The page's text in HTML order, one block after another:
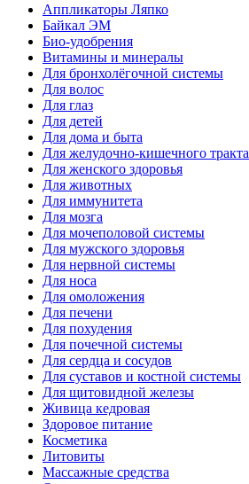
Аппликаторы Ляпко
Байкал ЭМ
Био-удобрения
Витамины и минералы
Для бронхолёгочной системы
Для волос
Для глаз
Для детей
Для дома и быта
Для желудочно-кишечного тракта
Для женского здоровья
Для животных
Для иммунитета
Для мозга
Для мочеполовой системы
Для мужского здоровья
Для нервной системы
Для носа
Для омоложения
Для печени
Для похудения
Для почечной системы
Для сердца и сосудов
Для суставов и костной системы
Для щитовидной железы
Живица кедровая
Здоровое питание
Косметика
Литовиты
Массажные средства